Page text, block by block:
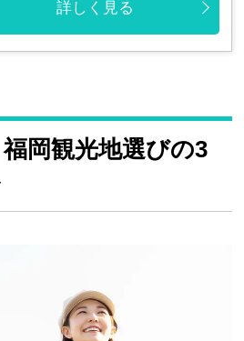
詳しく見る
岡観光地選びの3